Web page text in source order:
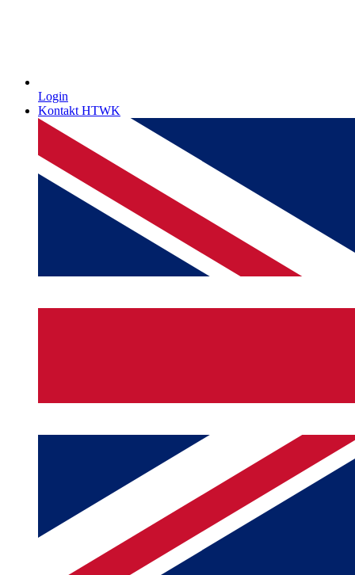
Login
Kontakt HTWK